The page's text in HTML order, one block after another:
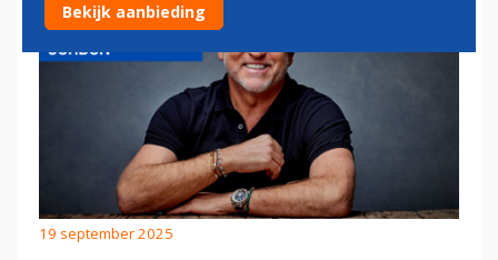
19 september 2025
Bekijk aanbieding